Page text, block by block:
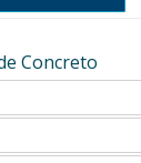
Concreto